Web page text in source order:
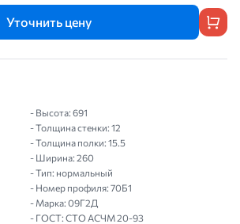
Уточнить цену
- Высота: 691
- Толщина стенки: 12
- Толщина полки: 15.5
- Ширина: 260
- Тип: нормальный
- Номер профиля: 70Б1
- Марка: 09Г2Д
- ГОСТ: СТО АСЧМ 20-93